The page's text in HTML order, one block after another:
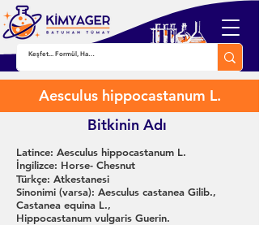
Aesculus hippocastanum L.
Bitkinin Adı
Latince: Aesculus hippocastanum L.
İngilizce: Horse- Chesnut
Türkçe: Atkestanesi
Sinonimi (varsa): Aesculus castanea Gilib.,
Castanea equina L.,
Hippocastanum vulgaris Guerin.